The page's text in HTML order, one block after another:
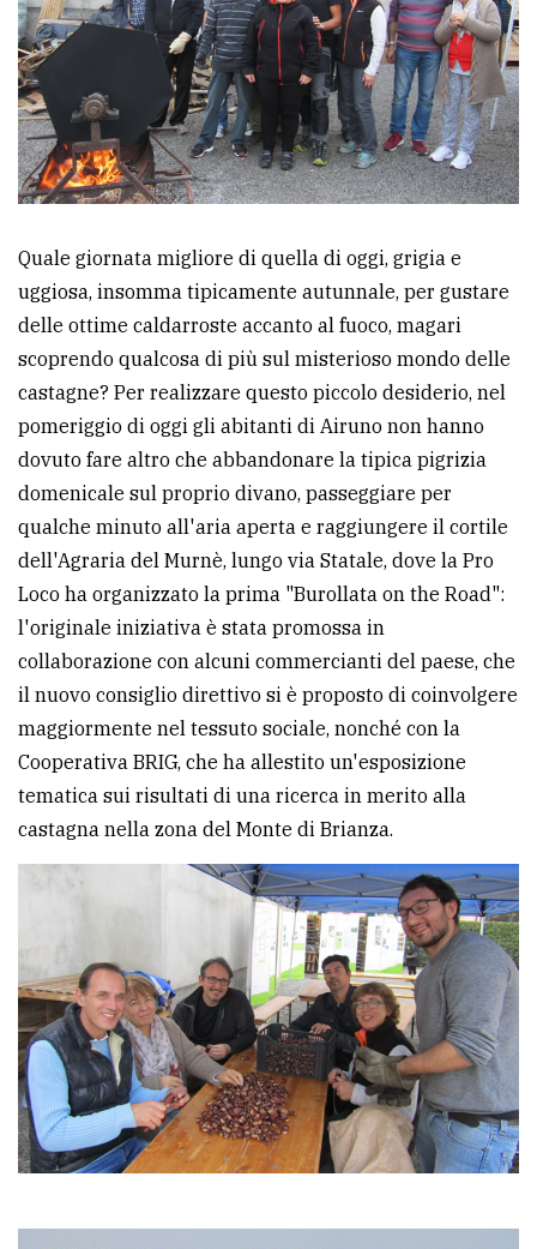
Cerca
per
comune
Ricerca
avanzata
ALTRE
TESTATE
PRIVACY
Privacy
policy
Cookie
policy
Quale giornata migliore di quella di oggi, grigia e
uggiosa, insomma tipicamente autunnale, per gustare
delle ottime caldarroste accanto al fuoco, magari
scoprendo qualcosa di più sul misterioso mondo delle
castagne? Per realizzare questo piccolo desiderio, nel
pomeriggio di oggi gli abitanti di Airuno non hanno
dovuto fare altro che abbandonare la tipica pigrizia
domenicale sul proprio divano, passeggiare per
qualche minuto all'aria aperta e raggiungere il cortile
dell'Agraria del Murnè, lungo via Statale, dove la Pro
Loco ha organizzato la prima "Burollata on the Road":
l'originale iniziativa è stata promossa in
collaborazione con alcuni commercianti del paese, che
il nuovo consiglio direttivo si è proposto di coinvolgere
maggiormente nel tessuto sociale, nonché con la
Cooperativa BRIG, che ha allestito un'esposizione
tematica sui risultati di una ricerca in merito alla
castagna nella zona del Monte di Brianza.